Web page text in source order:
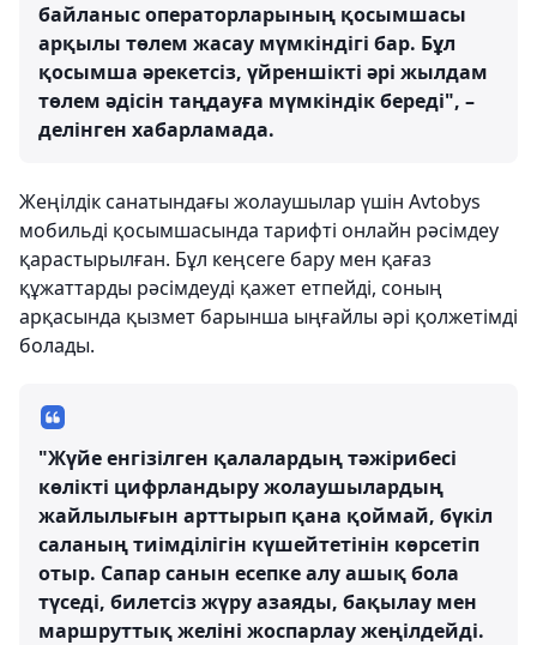
байланыс операторларының қосымшасы
арқылы төлем жасау мүмкіндігі бар. Бұл
қосымша әрекетсіз, үйреншікті әрі жылдам
төлем әдісін таңдауға мүмкіндік береді", –
делінген хабарламада.
Жеңілдік санатындағы жолаушылар үшін Avtobys
мобильді қосымшасында тарифті онлайн рәсімдеу
қарастырылған. Бұл кеңсеге бару мен қағаз
құжаттарды рәсімдеуді қажет етпейді, соның
арқасында қызмет барынша ыңғайлы әрі қолжетімді
болады.
"Жүйе енгізілген қалалардың тәжірибесі
көлікті цифрландыру жолаушылардың
жайлылығын арттырып қана қоймай, бүкіл
саланың тиімділігін күшейтетінін көрсетіп
отыр. Сапар санын есепке алу ашық бола
түседі, билетсіз жүру азаяды, бақылау мен
маршруттық желіні жоспарлау жеңілдейді.